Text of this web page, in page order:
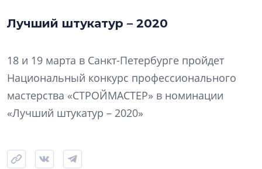
Лучший штукатур – 2020
18 и 19 марта в Санкт-Петербурге пройдет
Национальный конкурс профессионального
мастерства «СТРОЙМАСТЕР» в номинации
«Лучший штукатур – 2020»